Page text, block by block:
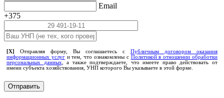
Email
+375
[X] Отправляя форму, Вы соглашаетесь с Публичным договором оказания
информационных услуги тем, что ознакомлены с Политикой в отношении обработки
персональных данных , а также подтверждаете, что имеете право действовать от
имени субъекта хозяйствования, УНП которого Вы указываете в этой форме.